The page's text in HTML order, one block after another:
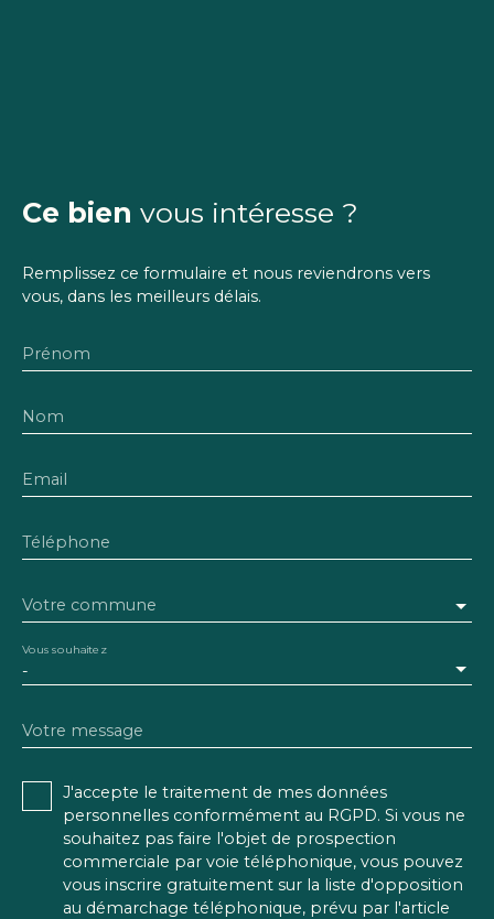
Ce bien vous intéresse ?
Remplissez ce formulaire et nous reviendrons vers
vous, dans les meilleurs délais.
Prénom
Nom
Email
Téléphone
Votre commune
-
Vous souhaitez
Votre message
J'accepte le traitement de mes données
personnelles conformément au RGPD. Si vous ne
souhaitez pas faire l'objet de prospection
commerciale par voie téléphonique, vous pouvez
vous inscrire gratuitement sur la liste d'opposition
au démarchage téléphonique, prévu par l'article